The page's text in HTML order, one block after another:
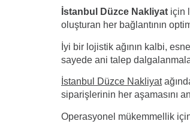
İstanbul Düzce Nakliyat için
oluşturan her bağlantının
İyi bir lojistik ağının kalbi,
sayede ani talep
İstanbul Düzce Nakliyat
siparişlerinin her aşamasını
Operasyonel mükemmellik